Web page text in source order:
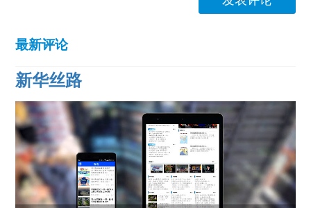
最新评论
新华丝路